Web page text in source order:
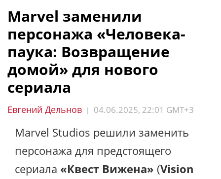
Marvel заменили
персонажа «Человека-
паука: Возвращение
домой» для нового
сериала
Евгений Дельнов | 04.06.2025, 22:01 GMT+3
Marvel Studios решили заменить
персонажа для предстоящего
сериала «Квест Вижена» (Vision